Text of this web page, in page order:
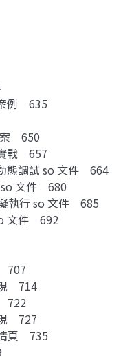
例 635
案 650
戰 657
態調試 so 文件 664
so 文件 680
執行 so 文件 685
文件 692
707
714
722
727
頁 735